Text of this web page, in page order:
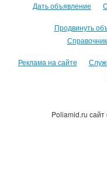
Дать объявление
Продвинуть
Реклама на сайте
Poliamid.ru